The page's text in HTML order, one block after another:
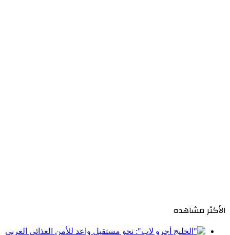
الأكثر مشاهده